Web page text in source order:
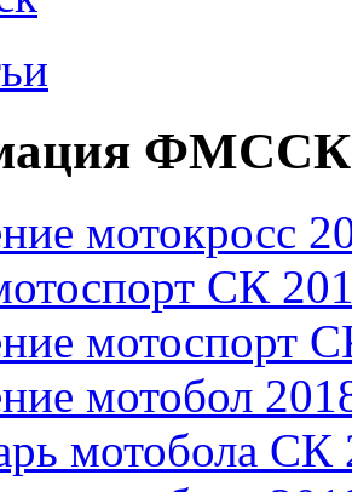
ФМССК
мотокросс
СК
мотоспорт
мотобол
мотобола СК